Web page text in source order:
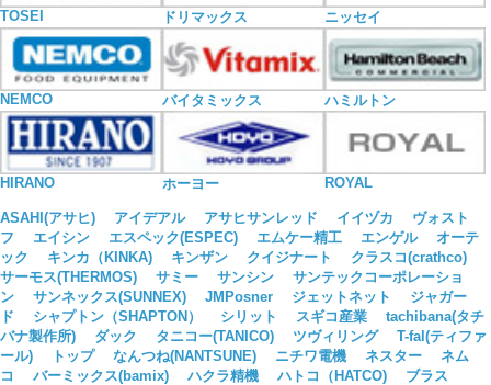
TOSEI ドリマックス ニッセイ
NEMCO バイタミックス ハミルトン
HIRANO ホーヨー ROYAL
ASAHI(アサヒ) アイデアル アサヒサンレッド イイヅカ
ヴォスト
フ
エイシン エスペック(ESPEC) エムケー精工 エンゲル
オーテ
ック
キンカ（KINKA) キンザン クイジナート
クラスコ(crathco)
サーモス(THERMOS)
サミー サンシン
サンテックコーポレーショ
ン
サンネックス(SUNNEX) JMPosner ジェットネット
ジャガー
ド
シャプトン（SHAPTON） シリット スギコ産業
tachibana(タチ
バナ製作所)
ダック タニコー(TANICO) ツヴィリング
T-fal(ティファ
ール)
トップ なんつね(NANTSUNE) ニチワ電機 ネスター
ネム
コ
バーミックス(bamix) ハクラ精機 ハトコ（HATCO)
ブラス